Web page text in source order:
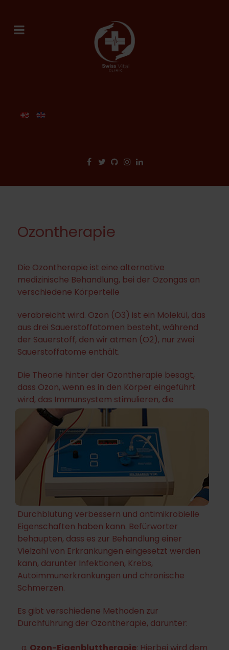
Ozontherapie
Die Ozontherapie ist eine alternative
medizinische Behandlung, bei der Ozongas an
verschiedene Körperteile
verabreicht wird. Ozon (O3) ist ein Molekül, das
aus drei Sauerstoffatomen besteht, während
der Sauerstoff, den wir atmen (O2), nur zwei
Sauerstoffatome enthält.
Die Theorie hinter der Ozontherapie besagt,
dass Ozon, wenn es in den Körper eingeführt
wird, das Immunsystem stimulieren, die
Durchblutung verbessern und antimikrobielle
Eigenschaften haben kann. Befürworter
behaupten, dass es zur Behandlung einer
Vielzahl von Erkrankungen eingesetzt werden
kann, darunter Infektionen, Krebs,
Autoimmunerkrankungen und chronische
Schmerzen.
Es gibt verschiedene Methoden zur
Durchführung der Ozontherapie, darunter:
Ozon-Eigenbluttherapie: Hierbei wird dem